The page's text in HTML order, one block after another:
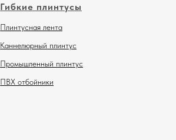
Гибкие плинтусы
Плинтусная лента
Каннелюрный плинтус
Промышленный плинтус
ПВХ отбойники